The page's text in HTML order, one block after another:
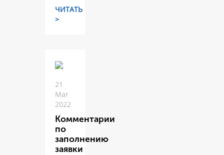
ЧИТАТЬ
>
21
Mar
2022
Комментарии
по
заполнению
заявки